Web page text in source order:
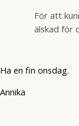
För att
älskad för
Ha en fin onsdag.
Annika